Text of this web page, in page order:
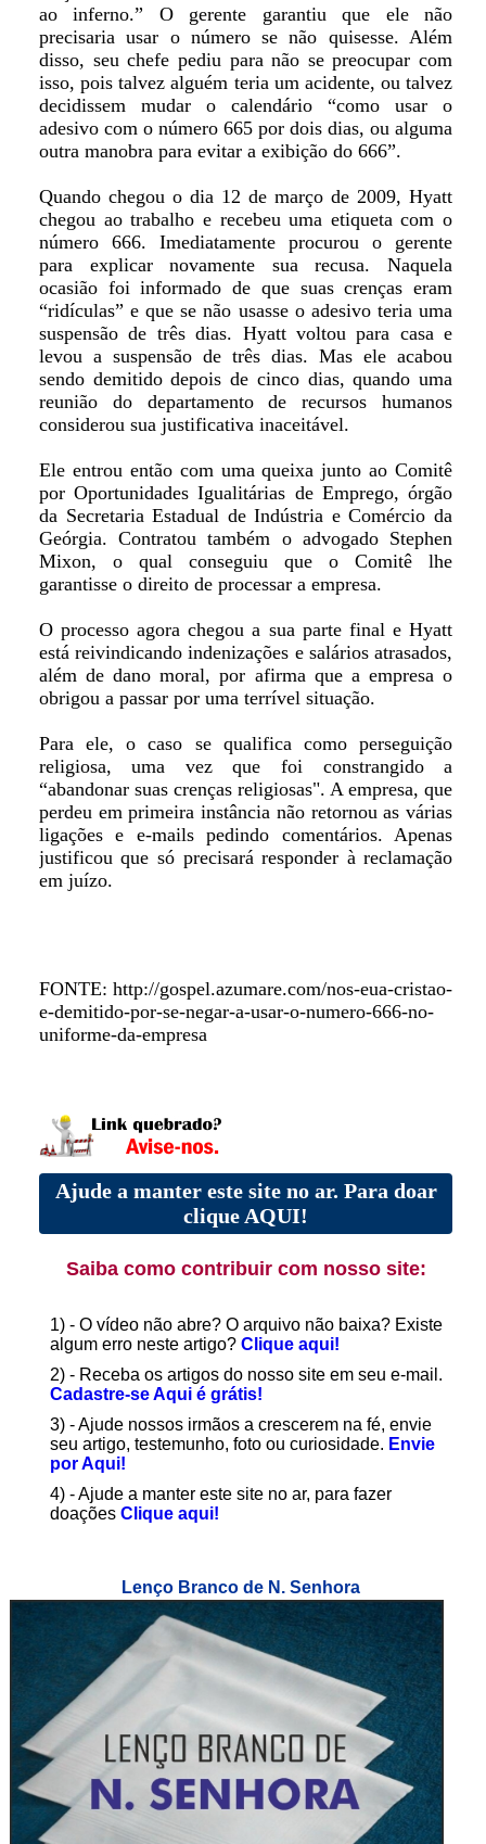
ao inferno.” O gerente garantiu que ele não
precisaria usar o número se não quisesse. Além
disso, seu chefe pediu para não se preocupar com
isso, pois talvez alguém teria um acidente, ou talvez
decidissem mudar o calendário “como usar o
adesivo com o número 665 por dois dias, ou alguma
outra manobra para evitar a exibição do 666”.
Quando chegou o dia 12 de março de 2009, Hyatt
chegou ao trabalho e recebeu uma etiqueta com o
número 666. Imediatamente procurou o gerente
para explicar novamente sua recusa. Naquela
ocasião foi informado de que suas crenças eram
“ridículas” e que se não usasse o adesivo teria uma
suspensão de três dias. Hyatt voltou para casa e
levou a suspensão de três dias. Mas ele acabou
sendo demitido depois de cinco dias, quando uma
reunião do departamento de recursos humanos
considerou sua justificativa inaceitável.
Ele entrou então com uma queixa junto ao Comitê
por Oportunidades Igualitárias de Emprego, órgão
da Secretaria Estadual de Indústria e Comércio da
Geórgia. Contratou também o advogado Stephen
Mixon, o qual conseguiu que o Comitê lhe
garantisse o direito de processar a empresa.
O processo agora chegou a sua parte final e Hyatt
está reivindicando indenizações e salários atrasados,
além de dano moral, por afirma que a empresa o
obrigou a passar por uma terrível situação.
Para ele, o caso se qualifica como perseguição
religiosa, uma vez que foi constrangido a
“abandonar suas crenças religiosas". A empresa, que
perdeu em primeira instância não retornou as várias
ligações e e-mails pedindo comentários. Apenas
justificou que só precisará responder à reclamação
em juízo.
FONTE: http://gospel.azumare.com/nos-eua-cristao-
e-demitido-por-se-negar-a-usar-o-numero-666-no-
uniforme-da-empresa
Ajude a manter este site no ar. Para doar
clique AQUI!
Saiba como contribuir com nosso site:
1) - O vídeo não abre? O arquivo não baixa? Existe
algum erro neste artigo? Clique aqui!
2) - Receba os artigos do nosso site em seu e-mail.
Cadastre-se Aqui é grátis!
3) - Ajude nossos irmãos a crescerem na fé, envie
seu artigo, testemunho, foto ou curiosidade. Envie
por Aqui!
4) - Ajude a manter este site no ar, para fazer
doações Clique aqui!
Lenço Branco de N. Senhora